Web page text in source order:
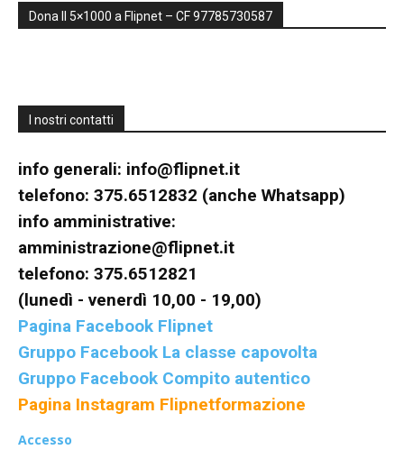
capovolte
Dona Il 5×1000 a Flipnet – CF 97785730587
I nostri contatti
info generali: info@flipnet.it
telefono: 375.6512832 (anche Whatsapp)
info amministrative:
amministrazione@flipnet.it
telefono: 375.6512821
(lunedì - venerdì 10,00 - 19,00)
Pagina Facebook Flipnet
Gruppo Facebook La classe capovolta
Gruppo Facebook Compito autentico
Pagina Instagram Flipnetformazione
Accesso